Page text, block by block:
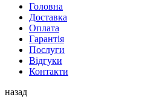
Головна
Доставка
Оплата
Гарантія
Послуги
Відгуки
Контакти
назад